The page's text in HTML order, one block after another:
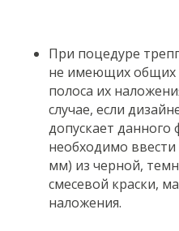
При поцедуре
не имеющих общих
полоса их
случае, если
допускает данного
необходимо
мм) из черной,
смесевой краски,
наложения.